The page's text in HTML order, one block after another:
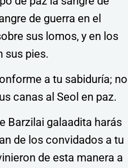
de guerra en el
sus lomos, y en los
sus pies.
a tu sabiduría; no
canas al Seol en paz.
Barzilai galaadita harás
de los convidados a tu
de esta manera a